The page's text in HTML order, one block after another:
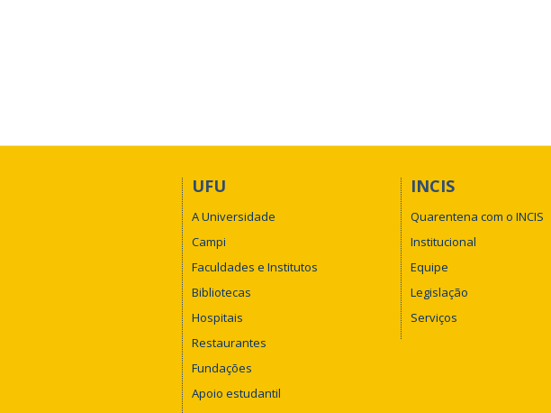
UFU
A Universidade
Campi
Faculdades e Institutos
Bibliotecas
Hospitais
Restaurantes
Fundações
Apoio estudantil
INCIS
Quarentena com o INCIS
Institucional
Equipe
Legislação
Serviços